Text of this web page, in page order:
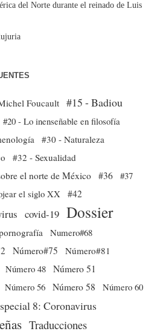
del Norte durante el reinado de Luis
Foucault #15 - Badiou
#20 - Lo inenseñable en filosofía
#30 - Naturaleza
#32 - Sexualidad
el norte de México #36 #37
el siglo XX #42
covid-19 Dossier
Numero#68
Número#75
Número#81
Número 48 Número 51
Número 56 Número 58
Número 60
8: Coronavirus
Traducciones